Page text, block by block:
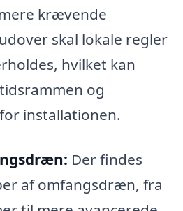
krævende
skal lokale regler
hvilket kan
og
installationen.
Der findes
af omfangsdræn, fra